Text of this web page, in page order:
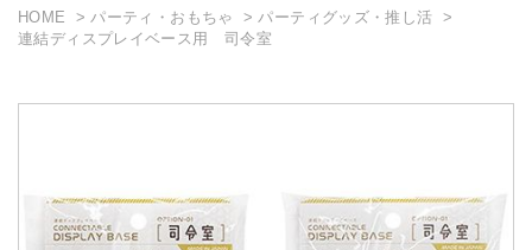
HOME パーティ・おもちゃ
パーティグッズ・推し活
連結ディスプレイベース用 司令室